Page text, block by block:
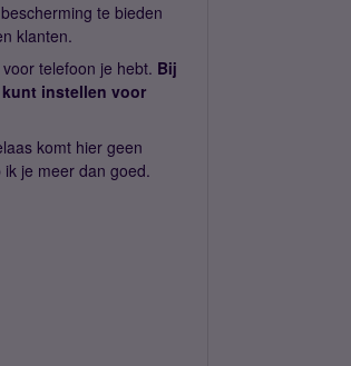
te bieden
klanten.
telefoon je hebt. Bij
instellen voor
komt hier geen
je meer dan goed.